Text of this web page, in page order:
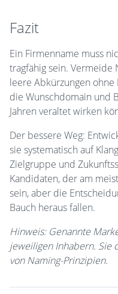
Fazit
Ein Firmenname muss
tragfähig sein.
leere Abkürzungen
die Wunschdomain und
Jahren veraltet wirken
Der bessere Weg:
sie systematisch auf
Zielgruppe und
Kandidaten, der am
sein, aber die
Bauch heraus fallen.
Hinweis: Genannte
jeweiligen Inhabern. Sie
von Naming-Prinzipien.